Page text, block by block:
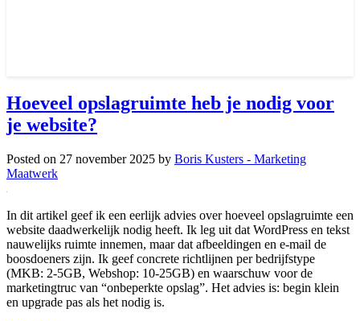
Hoeveel opslagruimte heb je nodig voor
je website?
Posted on 27 november 2025 by Boris Kusters - Marketing
Maatwerk
In dit artikel geef ik een eerlijk advies over hoeveel opslagruimte een
website daadwerkelijk nodig heeft. Ik leg uit dat WordPress en tekst
nauwelijks ruimte innemen, maar dat afbeeldingen en e-mail de
boosdoeners zijn. Ik geef concrete richtlijnen per bedrijfstype
(MKB: 2-5GB, Webshop: 10-25GB) en waarschuw voor de
marketingtruc van “onbeperkte opslag”. Het advies is: begin klein
en upgrade pas als het nodig is.